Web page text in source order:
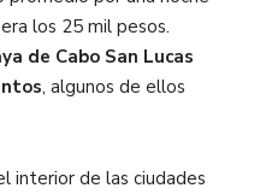
los 25 mil pesos.
de Cabo San Lucas
, algunos de ellos
interior de las ciudades